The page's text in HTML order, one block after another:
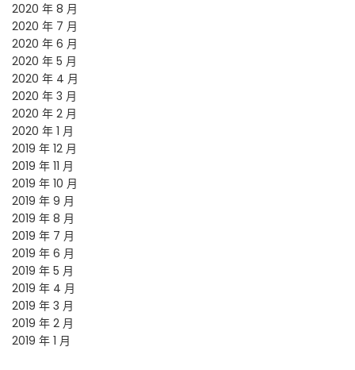
2020 年 8 月
2020 年 7 月
2020 年 6 月
2020 年 5 月
2020 年 4 月
2020 年 3 月
2020 年 2 月
2020 年 1 月
2019 年 12 月
2019 年 11 月
2019 年 10 月
2019 年 9 月
2019 年 8 月
2019 年 7 月
2019 年 6 月
2019 年 5 月
2019 年 4 月
2019 年 3 月
2019 年 2 月
2019 年 1 月